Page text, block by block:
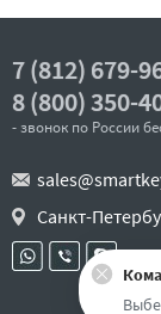
7 (812) 679-
8 (800) 350-
- звонок по России
Санкт-